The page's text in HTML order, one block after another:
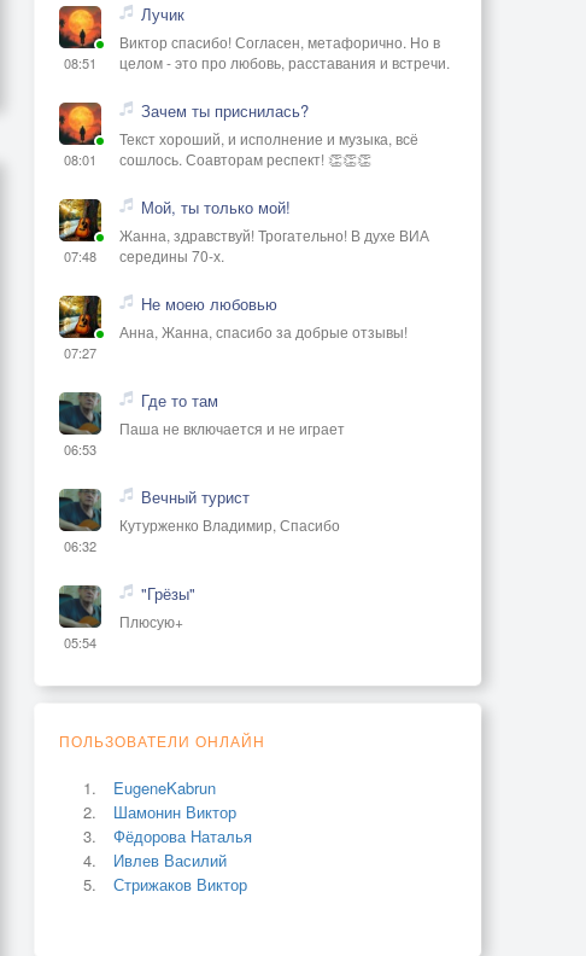
08:51
Лучик
Виктор спасибо! Согласен, метафорично. Но в
целом - это про любовь, расставания и встречи.
08:01
Зачем ты приснилась?
Текст хороший, и исполнение и музыка, всё
сошлось. Соавторам респект! 👏👏👏
07:48
Мой, ты только мой!
Жанна, здравствуй! Трогательно! В духе ВИА
середины 70-х.
07:27
Не моею любовью
Анна, Жанна, спасибо за добрые отзывы!
06:53
Где то там
Паша не включается и не играет
06:32
Вечный турист
Кутурженко Владимир, Спасибо
05:54
"Грёзы"
Плюсую+
ПОЛЬЗОВАТЕЛИ ОНЛАЙН
EugeneKabrun
Шамонин Виктор
Фёдорова Наталья
Ивлев Василий
Стрижаков Виктор